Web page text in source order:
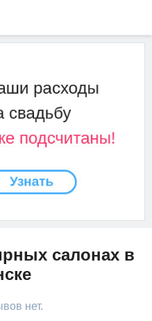
салонах в
нет.